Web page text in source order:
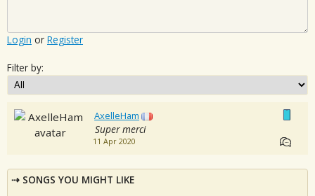
Login or Register
Filter by:
AxelleHam
Super merci
11 Apr 2020
SONGS YOU MIGHT LIKE